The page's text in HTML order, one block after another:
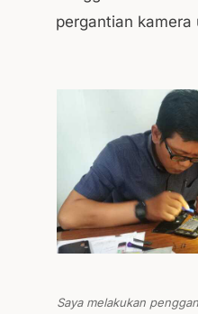
pergantian kamera
Saya melakukan